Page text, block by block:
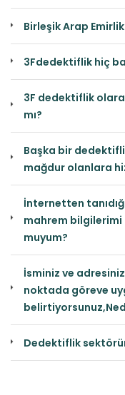
Birleşik Arap
3Fdedektiflik hiç
3F dedektiflik
mı?
Başka bir
mağdur olanlara
İnternetten
mahrem bilgilerimi
muyum?
İsminiz ve
noktada göreve
Dedektiflik